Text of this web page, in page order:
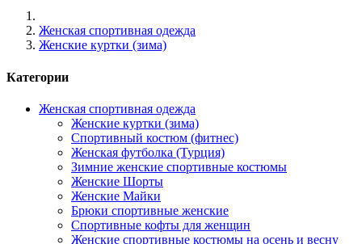
Женская спортивная одежда
Женские куртки (зима)
Категории
Женская спортивная одежда
Женские куртки (зима)
Спортивный костюм (фитнес)
Женская футболка (Турция)
Зимние женские спортивные костюмы
Женские Шорты
Женские Майки
Брюки спортивные женские
Спортивные кофты для женщин
Женские спортивные костюмы на осень и весну